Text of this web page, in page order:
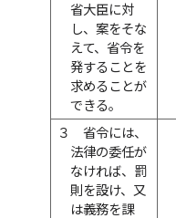
省大臣に対
し、案をそな
えて、省令を
発することを
求めることが
できる。
３
省令には、
法律の委任が
なければ、罰
則を設け、又
は義務を課